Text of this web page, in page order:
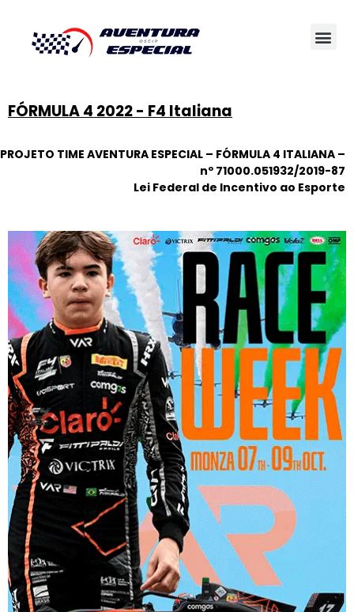
FÓRMULA 4 2022 - F4 Italiana
PROJETO TIME AVENTURA ESPECIAL – FÓRMULA 4 ITALIANA –
nº 71000.051932/2019-87
Lei Federal de Incentivo ao Esporte